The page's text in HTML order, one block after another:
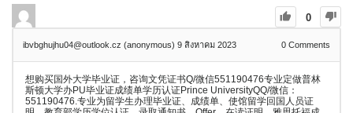
0
ibvbghujhu04@outlook.cz (anonymous) 9 สิงหาคม 2023 0 Comments
想购买国外大学毕业证，咨询文凭证书Q/微信551190476专业定做普林
斯顿大学办PU毕业证成绩单学历认证Prince UniversityQQ/微信：
551190476.专业为留学生办理毕业证、成绩单、使馆留学回国人员证